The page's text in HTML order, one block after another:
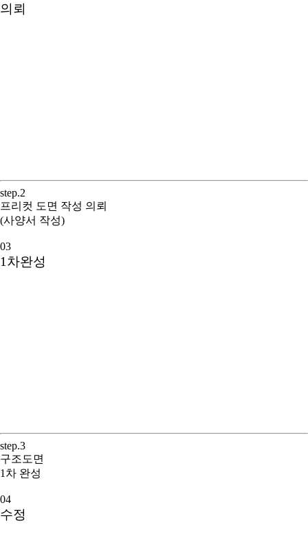
의뢰
step.2
프리컷 도면 작성 의뢰
(사양서 작성)
03
1차완성
step.3
구조도면
1차 완성
04
수정